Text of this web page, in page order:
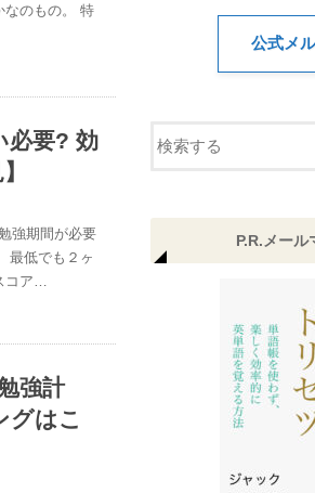
のもの。 特
必要? 効
強期間が必要
最低でも２ヶ
ア…
強計
グはこ
公式メ
P.R.メール